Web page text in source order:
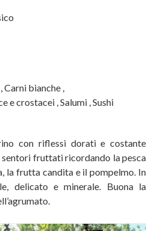
,Carni bianche ,
e crostacei ,Salumi ,Sushi
con riflessi dorati e costante
sentori fruttati ricordando la pesca
la frutta candita e il pompelmo. In
delicato e minerale. Buona la